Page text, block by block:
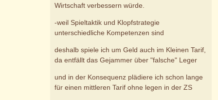
Wirtschaft verbessern würde.
-weil Spieltaktik und Klopfstrategie
unterschiedliche Kompetenzen sind
deshalb spiele ich um Geld auch im Kleinen Tarif,
da entfällt das Gejammer über "falsche" Leger
und in der Konsequenz plädiere ich schon lange
für einen mittleren Tarif ohne legen in der ZS